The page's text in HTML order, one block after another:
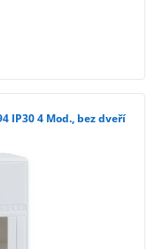
IP30 4 Mod., bez dveří